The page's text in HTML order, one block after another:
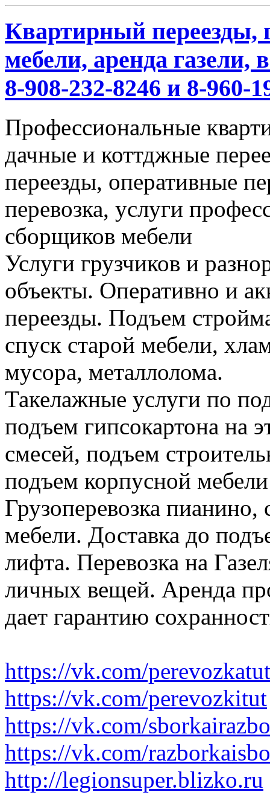
Квартирный переезды,
мебели, аренда газели,
8-908-232-8246 и 8-960-
Профессиональные
дачные и коттджные
переезды, оперативные
перевозка, услуги
сборщиков мебели
Услуги грузчиков и
объекты. Оперативно и
переезды. Подъем
спуск старой мебели,
мусора, металлолома.
Такелажные услуги по
подъем гипсокартона на
смесей, подъем
подъем корпусной
Грузоперевозка
мебели. Доставка до
лифта. Перевозка на
личных вещей. Аренда
дает гарантию
https://vk.com/perevozkatut
https://vk.com/perevozkitut
https://vk.com/
https://vk.com/
http://legionsuper.blizko.ru